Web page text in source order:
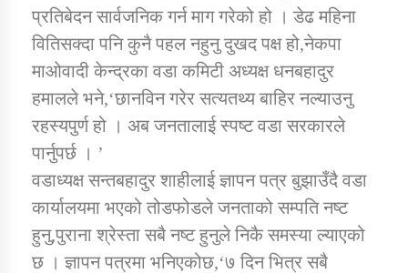
तातोपानी गाउँपालिकाको न्यायिक समिति सम्बन्धी सन्देश
तातोपानी गाउँपालिका जुम्लाको महिला तथा लैङ्गिक हिंसा
सम्बन्धी सूचना सन्देश
तातोपानी गाउँपालिका जुम्लाको महिनावारी सम्बन्धिकाे
सन्देश
तातोपानी गाउँपालिका जुम्लाको बालविवाह सन्देश
तातोपानी गाउँपालिका जुम्लाको सूचना
प्रतिबेदन सार्वजनिक गर्न माग गरेको हो । डेढ महिना
वितिसक्दा पनि कुनै पहल नहुनु दुखद पक्ष हो,नेकपा
माओवादी केन्द्रका वडा कमिटी अध्यक्ष धनबहादुर
हमालले भने,‘छानविन गरेर सत्यतथ्य बाहिर नल्याउनु
रहस्यपुर्ण हो । अब जनतालाई स्पष्ट वडा सरकारले
पार्नुपर्छ । ’
वडाध्यक्ष सन्तबहादुर शाहीलाई ज्ञापन पत्र बुझाउँदै वडा
कार्यालयमा भएको तोडफोडले जनताको सम्पति नष्ट
हुनु,पुराना श्रेस्ता सबै नष्ट हुनुले निकै समस्या ल्याएको
छ । ज्ञापन पत्रमा भनिएकोछ,‘७ दिन भित्र सबै